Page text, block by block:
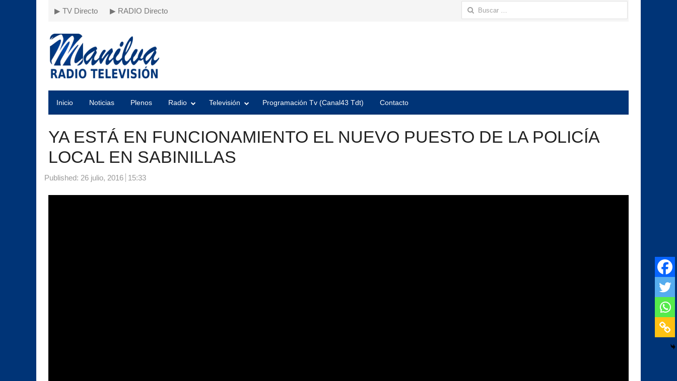
▶ TV Directo ▶ RADIO Directo Buscar:
Inicio Noticias Plenos Radio Televisión Programación Tv (Canal43 Tdt) Contacto
YA ESTÁ EN FUNCIONAMIENTO EL NUEVO PUESTO DE LA POLICÍA
LOCAL EN SABINILLAS
Published: 26 julio, 2016 15:33